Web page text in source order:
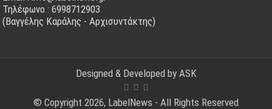
Τηλέφωνο : 6998712903
(Βαγγέλης Καράλης - Αρχισυντάκτης)
Designed & Developed by ASK
© Copyright 2026, LabelNews - All Rights Reserved